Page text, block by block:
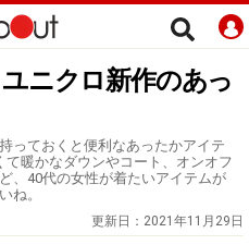
ニクロ新作のあっ
っておくと便利なあったかアイテ
暖かなダウンやコート、オンオフ
、40代の女性が着たいアイテムが
ね。
更新日： 2021年11月29日